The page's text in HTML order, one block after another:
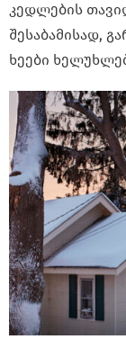
კედლების
შესაბამისად,
ხეები